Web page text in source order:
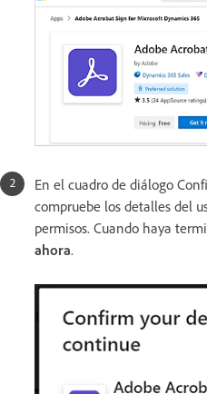
En el cuadro de diálogo
compruebe los detalles del
permisos. Cuando haya
ahora.